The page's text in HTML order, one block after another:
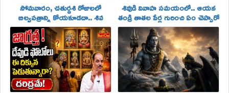
సోమవారం, చతుర్దశి రోజులలో
బిల్వపత్రాన్ని కోయకూడదా.. శివ
పురాణం ఏం చెబుతోందంటే..!
శివుడి వివాహ సమయంలో.. ఆయన
తండ్రి తాతల పేర్ల గురించి ఏం చెప్పారో
తెలుసా.!